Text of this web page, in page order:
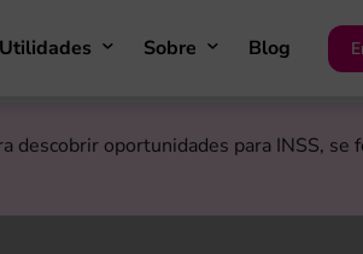
Utilidades Sobre Blog
descobrir oportunidades para INSS, se